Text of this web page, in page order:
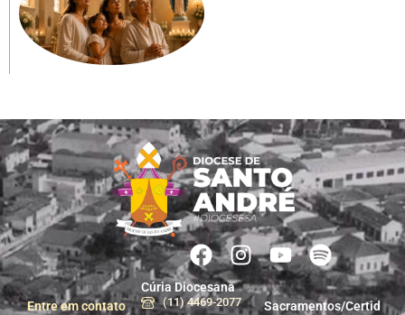
Entre em contato
Cúria Diocesana
(11) 4469-2077 Sacramentos/Certid